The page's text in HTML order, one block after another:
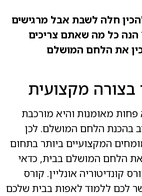
חלה לשבת אבל מרגישים
כל מה שאתם צריכים
את הלחם המושלם
בצורה מקצועית
מאומנות והיא מורכבת
בהכנת הלחם המושלם. לכן
המקצועיים ביותר בתחום
את הלחם המושלם בבית, כדאי
קונדיטוריה אונליין. קורס
לכם ללמוד לאפות בבית שלכם